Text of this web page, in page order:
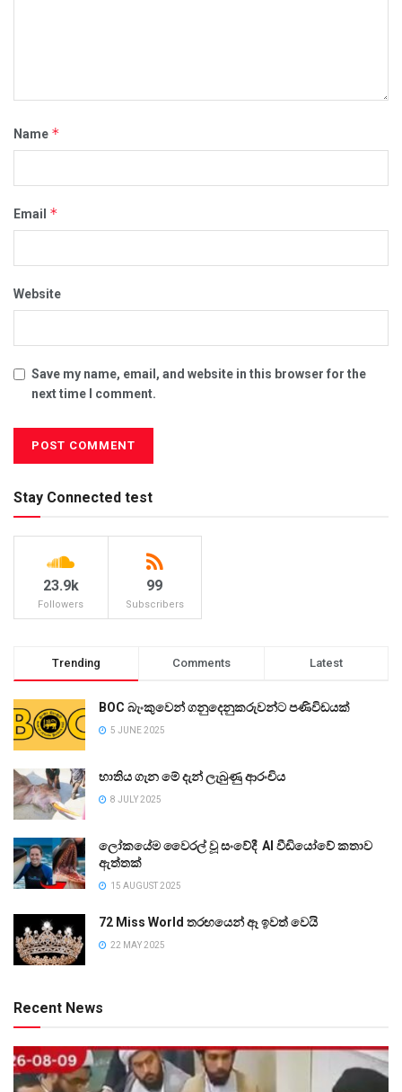
Name *
Email *
Website
Save my name, email, and website in this browser for the
next time I comment.
Stay Connected test
23.9k
Followers
99
Subscribers
Trending Comments Latest
BOC බැංකුවෙන් ගනුදෙනුකරුවන්ට පණිවිඩයක්
5 JUNE 2025
භාතිය ගැන මේ දැන් ලැබුණු ආරංචිය
8 JULY 2025
ලෝකයේම වෛරල් වූ සංවේදී AI වීඩියෝවේ කතාව
ඇත්තක්
15 AUGUST 2025
72 Miss World තරඟයෙන් ඈ ඉවත් වෙයි
22 MAY 2025
Recent News